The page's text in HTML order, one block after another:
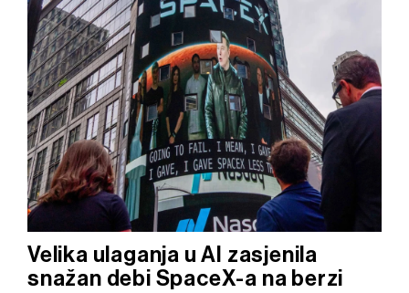
Velika ulaganja u AI zasjenila
snažan debi SpaceX-a na berzi